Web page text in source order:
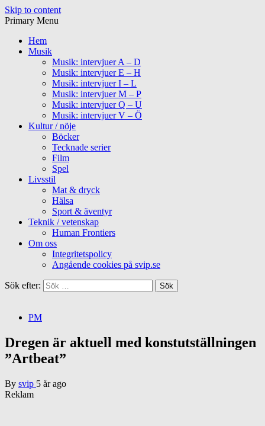
Skip to content
Primary Menu
Hem
Musik
Musik: intervjuer A – D
Musik: intervjuer E – H
Musik: intervjuer I – L
Musik: intervjuer M – P
Musik: intervjuer Q – U
Musik: intervjuer V – Ö
Kultur / nöje
Böcker
Tecknade serier
Film
Spel
Livsstil
Mat & dryck
Hälsa
Sport & äventyr
Teknik / vetenskap
Human Frontiers
Om oss
Integritetspolicy
Angående cookies på svip.se
Sök efter:
PM
Dregen är aktuell med konstutställningen
”Artbeat”
By svip 5 år ago
Reklam